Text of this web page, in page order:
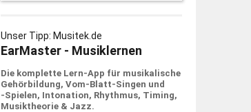
Unser Tipp: Musitek.de
EarMaster - Musiklernen
Die komplette Lern-App für musi­ka­lische
Gehör­bildung, Vom-Blatt-Singen und
‑Spielen, Into­nation, Rhythmus, Timing,
Musik­theorie & Jazz.